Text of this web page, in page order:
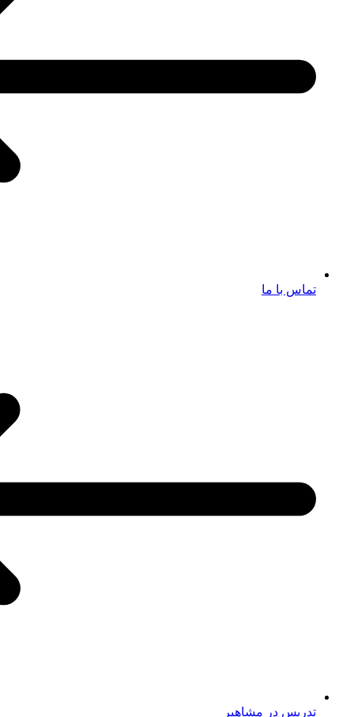
تماس با ما
تدریس در مشاهیر